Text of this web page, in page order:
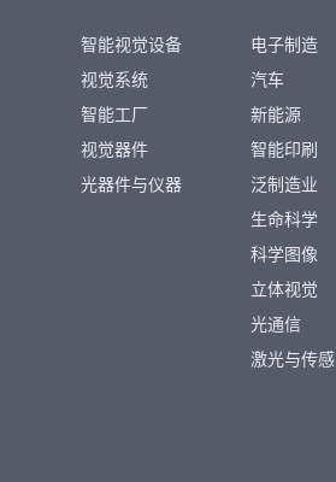
智能视觉设备
视觉系统
智能工厂
视觉器件
光器件与仪器
电子制造
汽车
新能源
智能印刷
泛制造业
生命科学
科学图像
立体视觉
光通信
激光与传感